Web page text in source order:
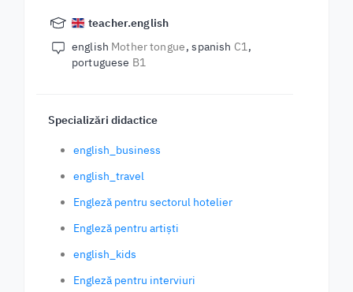
teacher.english
english Mother tongue spanish C1
portuguese B1
Specializări didactice
english_business
english_travel
Engleză pentru sectorul hotelier
Engleză pentru artiști
english_kids
Engleză pentru interviuri